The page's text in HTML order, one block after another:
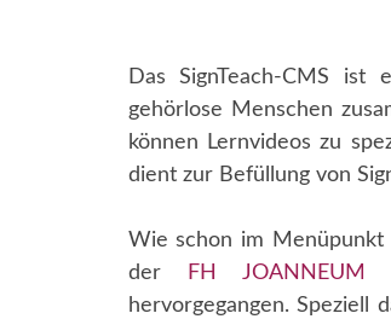
Das SignTeach-CMS
gehörlose Menschen
können Lernvideos zu
dient zur Befüllung von
Wie schon im Menüpunkt
der
FH JOANNEUM
hervorgegangen. Speziell